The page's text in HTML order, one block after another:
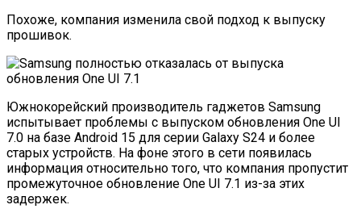
Похоже, компания изменила свой подход к выпуску
прошивок.
Южнокорейский производитель гаджетов Samsung
испытывает проблемы с выпуском обновления One UI
7.0 на базе Android 15 для серии Galaxy S24 и более
старых устройств. На фоне этого в сети появилась
информация относительно того, что компания пропустит
промежуточное обновление One UI 7.1 из-за этих
задержек.